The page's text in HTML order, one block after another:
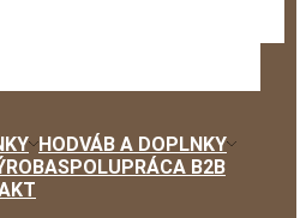
HODVÁB A DOPLNKY
SPOLUPRÁCA B2B